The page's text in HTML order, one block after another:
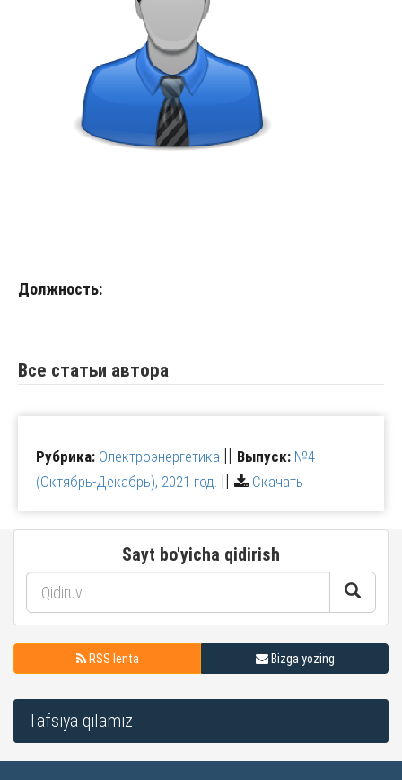
Должность:
Все статьи автора
Рубрика: Электроэнергетика || Выпуск: №4
(Октябрь-Декабрь), 2021 год. || Скачать
Sayt bo'yicha qidirish
RSS lenta Bizga yozing
Tafsiya qilamiz